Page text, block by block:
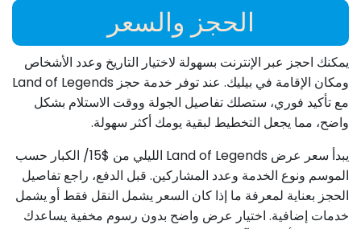
الحجز والسعر
يمكنك احجز عبر الإنترنت بسهولة لاختيار التاريخ وعدد الأشخاص
ومكان الإقامة في بيليك. عند توفر خدمة حجز Land of Legends
مع تأكيد فوري، ستصلك تفاصيل الجولة ووقت الاستلام بشكل
واضح، مما يجعل التخطيط لبقية يومك أكثر سهولة.
يبدأ سعر عرض Land of Legends الليلي من $15/
الكبار حسب
الموسم ونوع الخدمة وعدد المشاركين. قبل الدفع، راجع تفاصيل
الحجز بعناية لمعرفة ما إذا كان السعر يشمل النقل فقط أو يشمل
خدمات إضافية. اختيار عرض واضح بدون رسوم مخفية يساعدك